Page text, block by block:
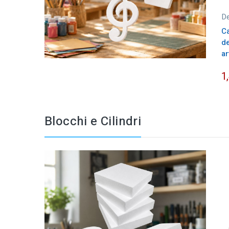
Blocchi e Cilindri